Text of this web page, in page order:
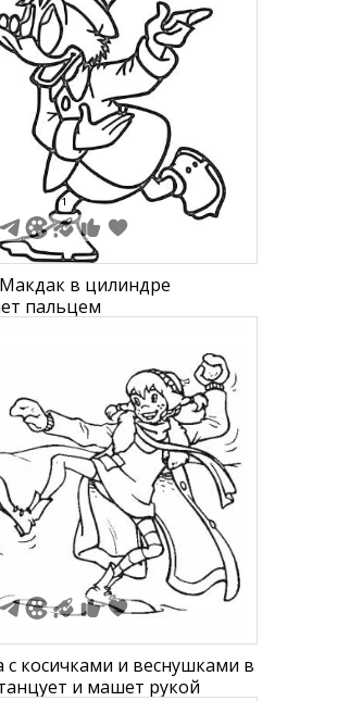
1
в цилиндре
пальцем
с косичками и веснушками в
и машет рукой